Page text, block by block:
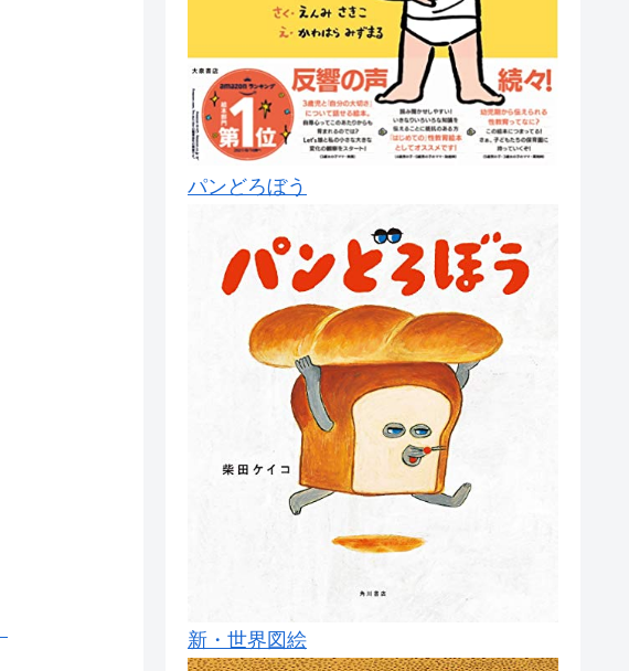
パンどろぼう
新・世界図絵